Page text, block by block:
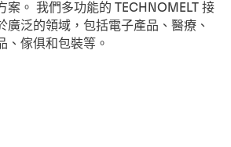
案。 我們多功能的 TECHNOMELT 接
廣泛的領域，包括電子產品、醫療、
、傢俱和包裝等。